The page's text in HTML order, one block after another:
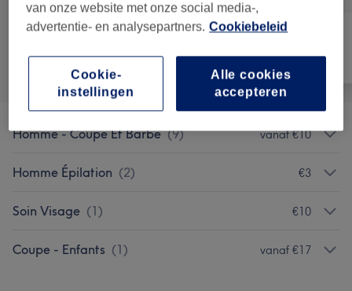
Alle Haar Nagels
Homme - Coupe Et Barbe (9) vanaf €10
Homme Épilation (2) €3
Soin Visage (1) €10
Coupe - Enfants (1) vanaf €17
van onze website met onze social media-,
advertentie- en analysepartners. Cookiebeleid
Alle cookies
accepteren
Cookie-
instellingen